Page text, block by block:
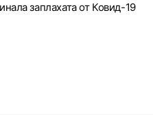
заплахата от Ковид-19